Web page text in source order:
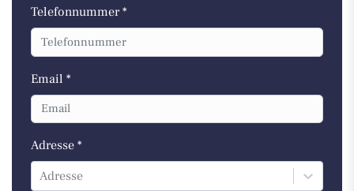
Telefonnummer *
Email *
Adresse *
Adresse